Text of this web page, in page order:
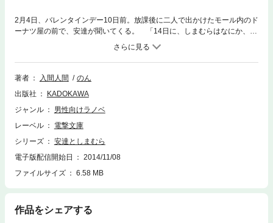
2月4日、バレンタインデー10日前。放課後に二人で出かけたモール内のド
ーナツ屋の前で、安達が聞いてくる。 「14日に、しまむらはなにか、用
事ありますか？」 「ないですけど」 「ないなら、14日に、遊ぼうとい
う……」 鼻の上に加えて、手の甲まで真っ赤に染まっていた。そんな安
達の決意や覚悟に感心して、私はこう応える。 「いいよ。今年はバレン
タインをやっちゃおうか」 2月14日までの10日間。安達のどきどきな10
著者 入間人間
のん
出版社
KADOKAWA
ジャンル
男性向けラノベ
レーベル
電撃文庫
シリーズ
安達としまむら
電子版配信開始日
2014/11/08
ファイルサイズ
6.58 MB
作品をシェアする